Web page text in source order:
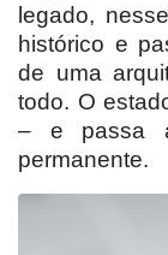
legado,
histórico e
de uma
todo. O
– e passa
permanente.